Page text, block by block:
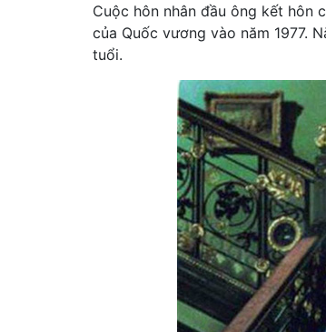
Cuộc hôn nhân đầu ông kết hôn
của Quốc vương vào năm 1977.
tuổi.